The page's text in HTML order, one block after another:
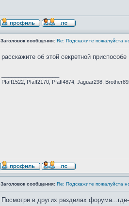
Заголовок сообщения: Re: Подскажите пожалуйста
расскажите об этой секретной приспособе
Pfaff1522, Pfaff2170, Pfaff4874, Jaguar298,
Заголовок сообщения: Re: Подскажите пожалуйста
Посмотри в других разделах